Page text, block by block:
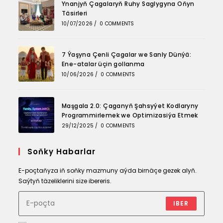
new
tab
new
tab
new
tab
Ynanjyň Çagalaryň Ruhy Saglygyna Oňyn
Täsirleri
10/07/2026 / 0 COMMENTS
7 Ýaşyna Çenli Çagalar we Sanly Dünýä:
Ene-atalar üçin gollanma
10/06/2026 / 0 COMMENTS
Maşgala 2.0: Çaganyň Şahsyýet Kodlaryny
Programmirlemek we Optimizasiýa Etmek
29/12/2025 / 0 COMMENTS
Soňky Habarlar
E-poçtaňyza iň soňky mazmuny aýda birnäçe gezek alyň.
Saýtyň täzeliklerini size ibereris.
IBER